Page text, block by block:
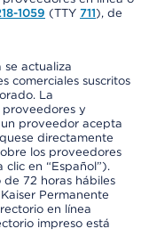
1059 (TTY 711), de
se actualiza
comerciales suscritos
La
proveedores y
proveedor acepta
directamente
los proveedores
clic en “Español”).
72 horas hábiles
Permanente
en línea
impreso está